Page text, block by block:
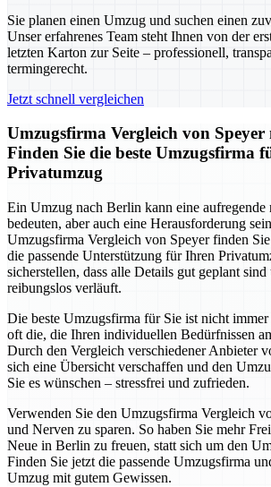
Sie planen einen Umzug und suchen einen
Unser erfahrenes Team steht Ihnen von der
letzten Karton zur Seite – professionell,
termingerecht.
Jetzt schnell vergleichen
Umzugsfirma Vergleich von
Finden Sie die beste Umzugsfirma
Privatumzug
Ein Umzug nach Berlin kann eine aufregende
bedeuten, aber auch eine Herausforderung
Umzugsfirma Vergleich von Speyer finden
die passende Unterstützung für Ihren
sicherstellen, dass alle Details gut geplant
reibungslos verläuft.
Die beste Umzugsfirma für Sie ist nicht immer
oft die, die Ihren individuellen Bedürfnissen
Durch den Vergleich verschiedener Anbieter
sich eine Übersicht verschaffen und den
Sie es wünschen – stressfrei und zufrieden.
Verwenden Sie den Umzugsfirma Vergleich
und Nerven zu sparen. So haben Sie mehr
Neue in Berlin zu freuen, statt sich um den
Finden Sie jetzt die passende Umzugsfirma
Umzug mit gutem Gewissen.